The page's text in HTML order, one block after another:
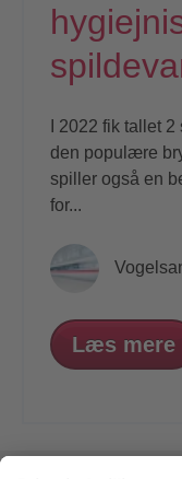
I 2022 fik tallet
den populære
spiller også en
for...
Læs mere